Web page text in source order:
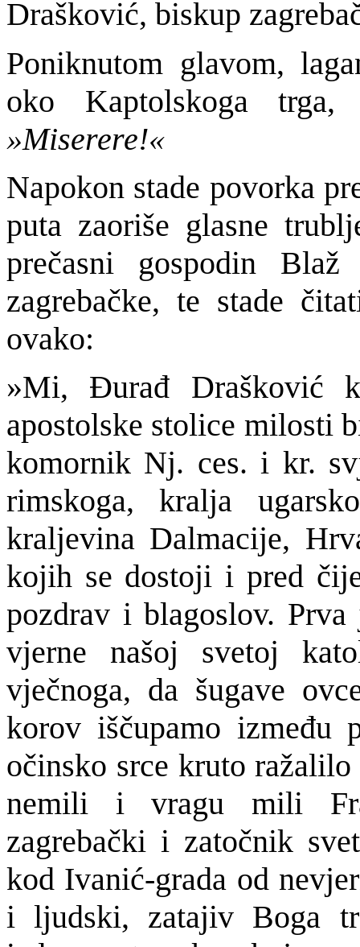
Drašković, biskup
Poniknutom glavom,
oko Kaptolskoga trga,
»Miserere!«
Napokon stade povorka
puta zaoriše glasne
prečasni gospodin
zagrebačke, te stade
ovako:
»Mi, Đurađ Drašković
apostolske stolice milosti
komornik Nj. ces. i kr.
rimskoga, kralja
kraljevina Dalmacije,
kojih se dostoji i pred
pozdrav i blagoslov. Prva
vjerne našoj svetoj
vječnoga, da šugave
korov iščupamo između
očinsko srce kruto
nemili i vragu mili
zagrebački i zatočnik
kod Ivanić-grada od
i ljudski, zatajiv Boga